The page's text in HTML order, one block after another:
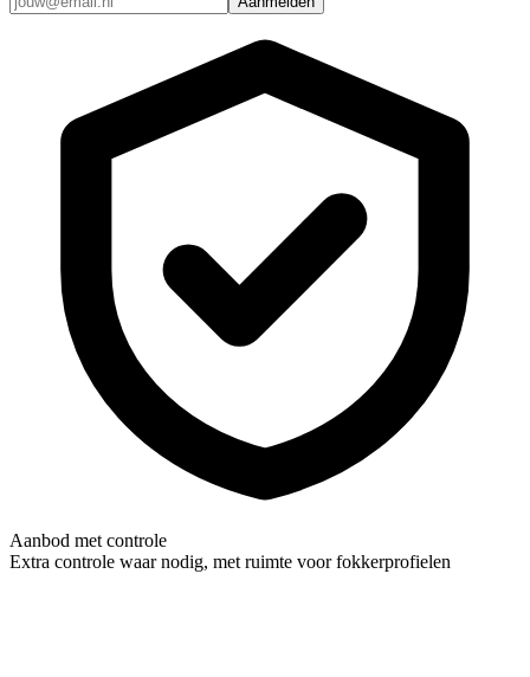
Aanbod met controle
Extra controle waar nodig, met ruimte voor fokkerprofielen